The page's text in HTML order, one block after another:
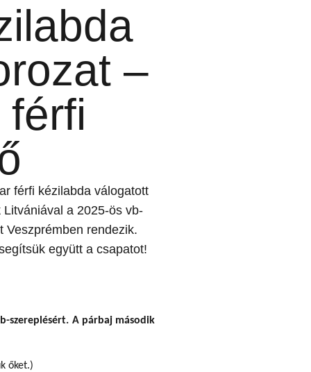
–
férfi kézilabda válogatott
a 2025-ös vb-
Veszprémben rendezik.
együtt a csapatot!
szereplésért. A párbaj második
őket.)